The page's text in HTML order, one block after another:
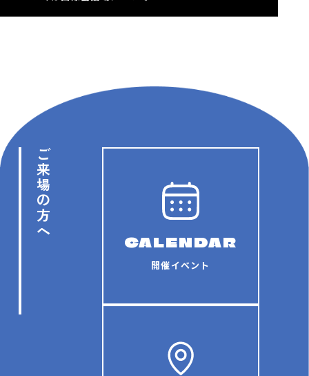
ご来場の方へ
CALENDAR
開催イベント